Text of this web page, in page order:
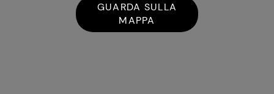
GUARDA SULLA
MAPPA